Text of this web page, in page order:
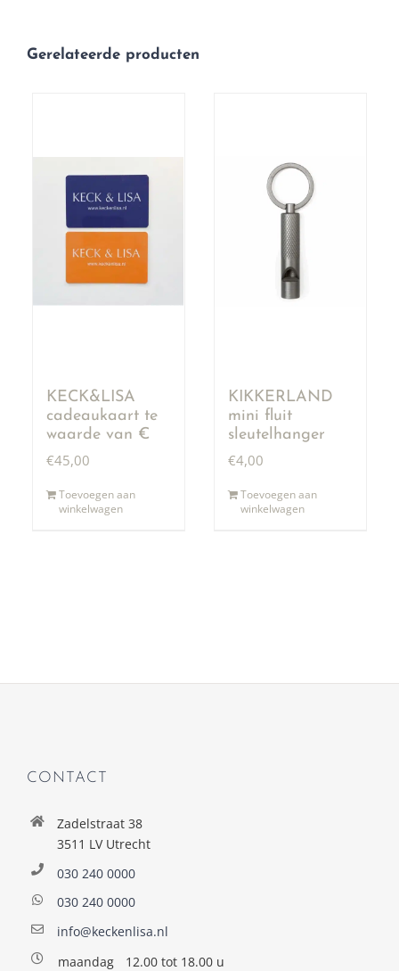
Gerelateerde producten
KECK&LISA
cadeaukaart te
waarde van €
50,00
€45,00
Toevoegen aan
winkelwagen
KIKKERLAND
mini fluit
sleutelhanger
€4,00
Toevoegen aan
winkelwagen
CONTACT
Zadelstraat 38
3511 LV Utrecht
030 240 0000
030 240 0000
info@keckenlisa.nl
maandag
12.00 tot 18.00 u